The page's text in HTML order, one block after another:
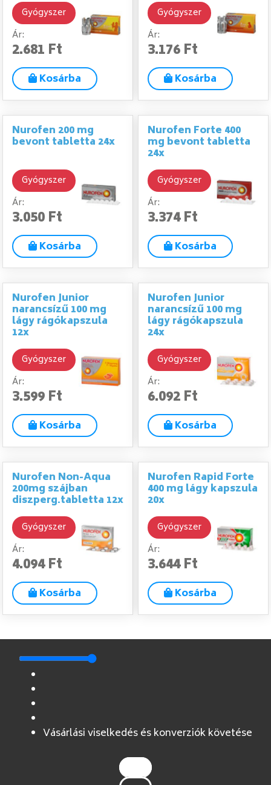
Gyógyszer
Ár:
2.681 Ft
Kosárba
Gyógyszer
Ár:
3.176 Ft
Kosárba
Nurofen 200 mg
bevont tabletta 24x
Gyógyszer
Ár:
3.050 Ft
Kosárba
Nurofen Forte 400
mg bevont tabletta
24x
Gyógyszer
Ár:
3.374 Ft
Kosárba
Nurofen Junior
narancsízű 100 mg
lágy rágókapszula
12x
Gyógyszer
Ár:
3.599 Ft
Kosárba
Nurofen Junior
narancsízű 100 mg
lágy rágókapszula
24x
Gyógyszer
Ár:
6.092 Ft
Kosárba
Nurofen Non-Aqua
200mg szájban
diszperg.tabletta 12x
Gyógyszer
Ár:
4.094 Ft
Kosárba
Nurofen Rapid Forte
400 mg lágy kapszula
20x
Gyógyszer
Ár:
3.644 Ft
Kosárba
Vásárlási viselkedés és konverziók követése